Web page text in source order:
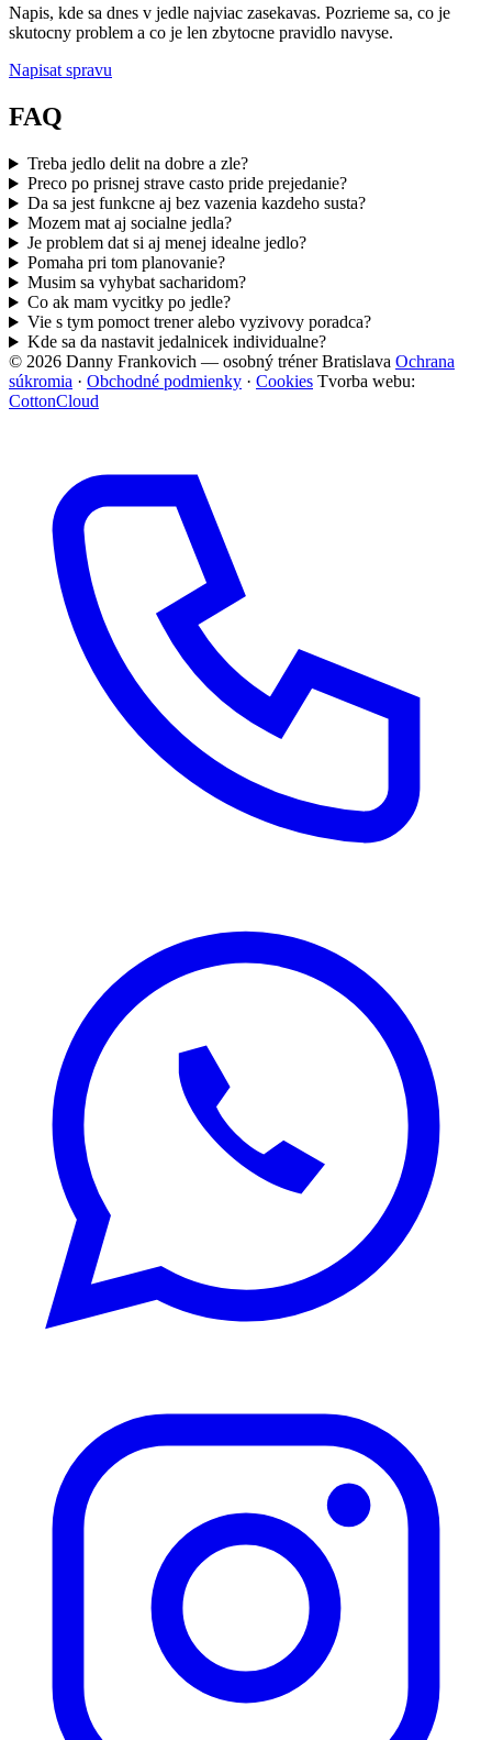
Napis, kde sa dnes v jedle najviac zasekavas. Pozrieme sa, co je
skutocny problem a co je len zbytocne pravidlo navyse.
Napisat spravu
FAQ
Treba jedlo delit na dobre a zle?
Preco po prisnej strave casto pride prejedanie?
Da sa jest funkcne aj bez vazenia kazdeho susta?
Mozem mat aj socialne jedla?
Je problem dat si aj menej idealne jedlo?
Pomaha pri tom planovanie?
Musim sa vyhybat sacharidom?
Co ak mam vycitky po jedle?
Vie s tym pomoct trener alebo vyzivovy poradca?
Kde sa da nastavit jedalnicek individualne?
© 2026 Danny Frankovich — osobný tréner Bratislava Ochrana
súkromia · Obchodné podmienky · Cookies Tvorba webu:
CottonCloud